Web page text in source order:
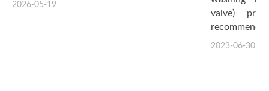
2026-05-19
valve)
recommend
2023-06-30